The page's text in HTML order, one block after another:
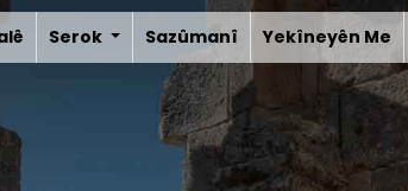
Serok Sazûmanî Yekîneyên Me